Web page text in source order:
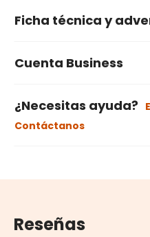
Ficha técnica y
Cuenta Business
¿Necesitas ayuda?
Contáctanos
Reseñas